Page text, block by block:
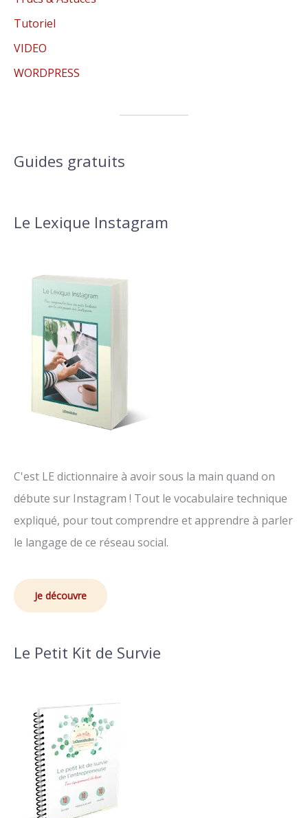
Tutoriel
VIDEO
WORDPRESS
Guides gratuits
Le Lexique Instagram
C'est LE dictionnaire à avoir sous la main quand on
débute sur Instagram ! Tout le vocabulaire technique
expliqué, pour tout comprendre et apprendre à parler
le langage de ce réseau social.
Je découvre
Le Petit Kit de Survie